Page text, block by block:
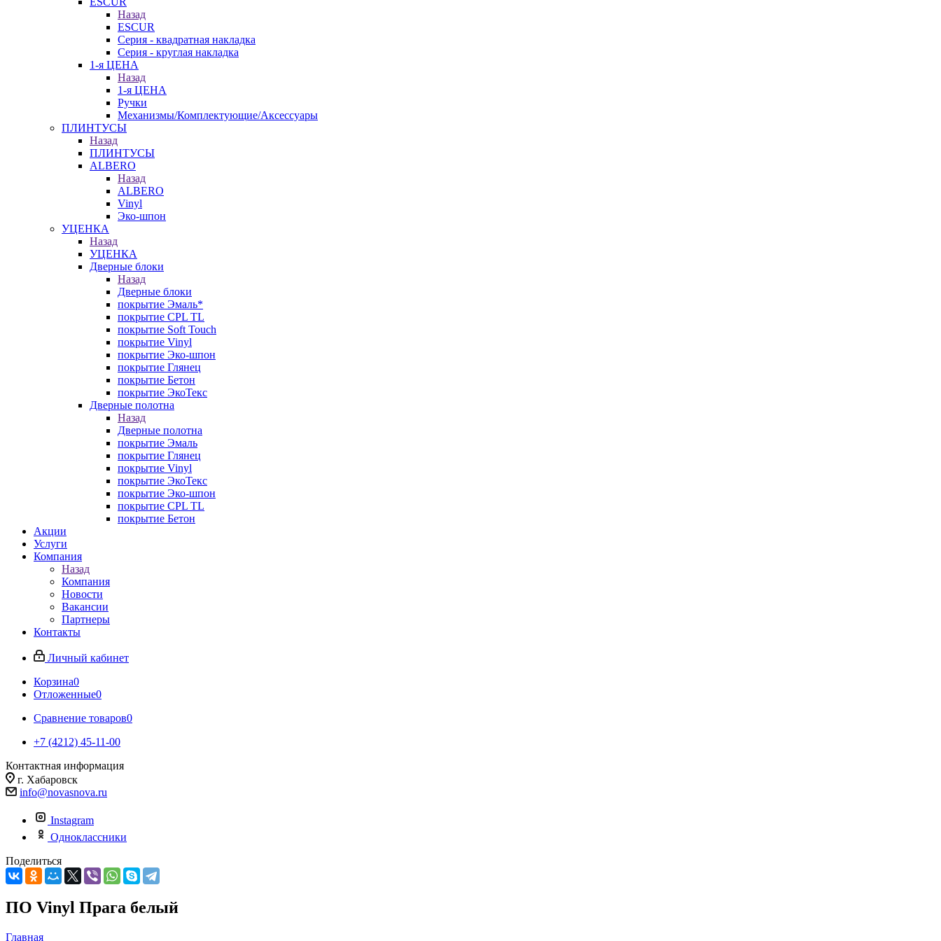
Назад
ESCUR
Серия - квадратная накладка
Серия - круглая накладка
1-я ЦЕНА
Назад
1-я ЦЕНА
Ручки
Механизмы/Комплектующие/Аксессуары
ПЛИНТУСЫ
Назад
ПЛИНТУСЫ
ALBERO
Назад
ALBERO
Vinyl
Эко-шпон
УЦЕНКА
Назад
УЦЕНКА
Дверные блоки
Назад
Дверные блоки
покрытие Эмаль*
покрытие CPL TL
покрытие Soft Touch
покрытие Vinyl
покрытие Эко-шпон
покрытие Глянец
покрытие Бетон
покрытие ЭкоТекс
Дверные полотна
Назад
Дверные полотна
покрытие Эмаль
покрытие Глянец
покрытие Vinyl
покрытие ЭкоТекс
покрытие Эко-шпон
покрытие CPL TL
покрытие Бетон
Акции
Услуги
Компания
Назад
Компания
Новости
Вакансии
Партнеры
Контакты
Личный кабинет
Корзина0
Отложенные0
Сравнение товаров0
+7 (4212) 45-11-00
Контактная информация
г. Хабаровск
info@novasnova.ru
Instagram
Одноклассники
Поделиться
ПО Vinyl Прага белый
Главная